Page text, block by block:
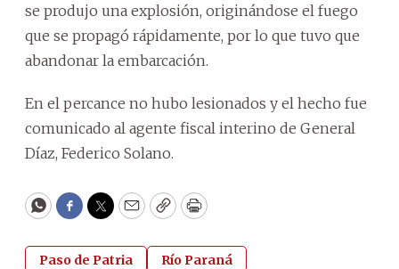
se produjo una explosión, originándose el fuego
que se propagó rápidamente, por lo que tuvo que
abandonar la embarcación.
En el percance no hubo lesionados y el hecho fue
comunicado al agente fiscal interino de General
Díaz, Federico Solano.
WhatsApp
Facebook
Twitter
EmailCopyPrint
Paso de Patria Río Paraná